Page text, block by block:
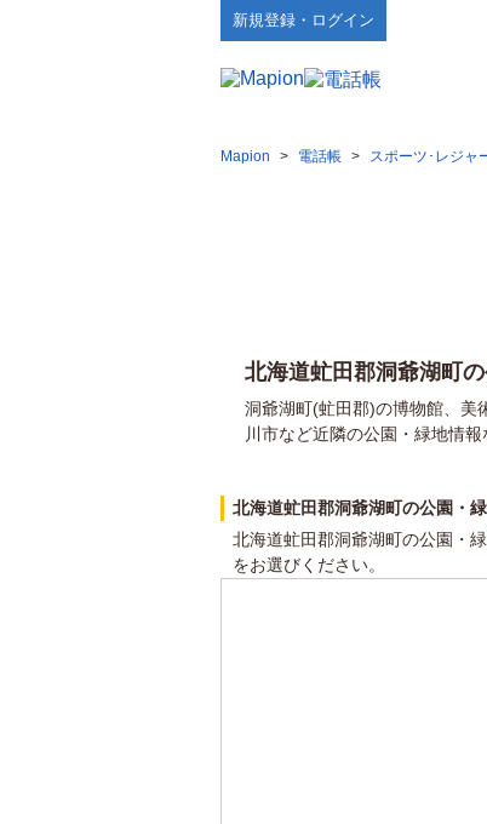
新規登録・ログイン
Mapion > 電話帳 > スポーツ･レジャ
北海道虻田郡洞爺湖町
洞爺湖町(虻田郡)の博物館、美
川市など近隣の公園・緑地情
北海道虻田郡洞爺湖町の公園・
北海道虻田郡洞爺湖町の公園・
をお選びください。